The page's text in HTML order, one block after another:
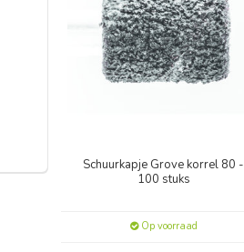
Schuurkapje Grove korrel 80 -
100 stuks
Op voorraad